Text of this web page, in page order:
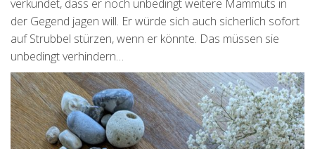
verkündet, dass er noch unbedingt weitere Mammuts in
der Gegend jagen will. Er würde sich auch sicherlich sofort
auf Strubbel stürzen, wenn er könnte. Das müssen sie
unbedingt verhindern…